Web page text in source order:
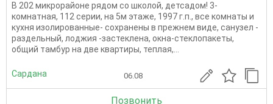
В 202 микрорайоне рядом со школой, детсадом! 3-
комнатная, 112 серии, на 5м этаже, 1997 г.п., все комнаты и
кухня изолированные- сохранены в прежнем виде, санузел -
раздельный, лоджия -застеклена, окна-стеклопакеты,
общий тамбур на две квартиры, теплая,...
Сардана 06.08
Позвонить